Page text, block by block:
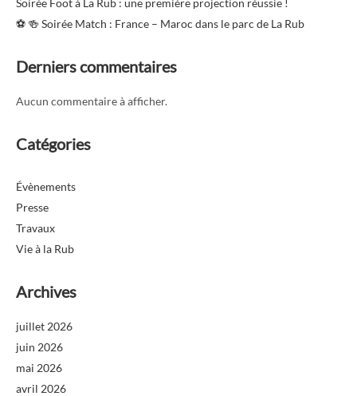
Soirée Foot à La Rub : une première projection réussie !
⚽️ 🍻 Soirée Match : France – Maroc dans le parc de La Rub
Derniers commentaires
Aucun commentaire à afficher.
Catégories
Évènements
Presse
Travaux
Vie à la Rub
Archives
juillet 2026
juin 2026
mai 2026
avril 2026